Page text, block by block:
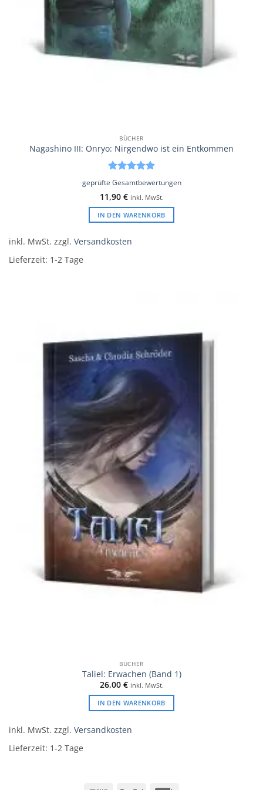
BÜCHER
Nagashino III: Onryo: Nirgendwo ist ein Entkommen
Bewertet
mit5von
5
geprüfte Gesamtbewertungen
11,90 € inkl. MwSt.
IN DEN WARENKORB
inkl. MwSt. zzgl. Versandkosten
Lieferzeit: 1-2 Tage
BÜCHER
Taliel: Erwachen (Band 1)
26,00 € inkl. MwSt.
IN DEN WARENKORB
inkl. MwSt. zzgl. Versandkosten
Lieferzeit: 1-2 Tage